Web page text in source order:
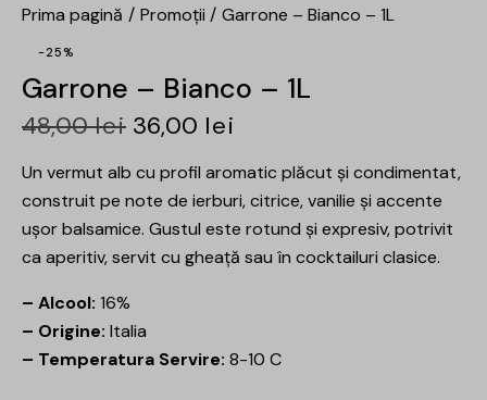
Prima pagină Promoții Garrone – Bianco – 1L
-25%
Garrone – Bianco – 1L
48,00lei 36,00 lei
Un vermut alb cu profil aromatic plăcut și condimentat,
construit pe note de ierburi, citrice, vanilie și accente
ușor balsamice. Gustul este rotund și expresiv, potrivit
ca aperitiv, servit cu gheață sau în cocktailuri clasice.
– Alcool: 16%
– Origine: Italia
– Temperatura Servire: 8-10 C